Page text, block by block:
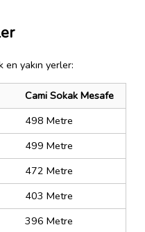
yakın yerler:
Cami Sokak Mesafe
498 Metre
499 Metre
472 Metre
403 Metre
396 Metre